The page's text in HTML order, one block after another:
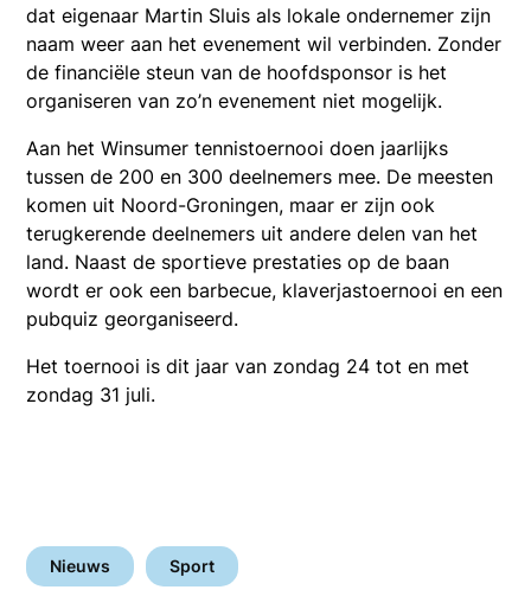
dat eigenaar Martin Sluis als lokale ondernemer zijn
naam weer aan het evenement wil verbinden. Zonder
de financiële steun van de hoofdsponsor is het
organiseren van zo’n evenement niet mogelijk.
Aan het Winsumer tennistoernooi doen jaarlijks
tussen de 200 en 300 deelnemers mee. De meesten
komen uit Noord-Groningen, maar er zijn ook
terugkerende deelnemers uit andere delen van het
land. Naast de sportieve prestaties op de baan
wordt er ook een barbecue, klaverjastoernooi en een
pubquiz georganiseerd.
Het toernooi is dit jaar van zondag 24 tot en met
zondag 31 juli.
Nieuws Sport